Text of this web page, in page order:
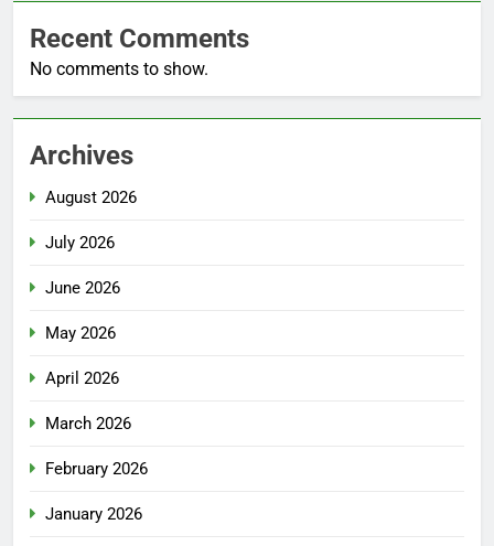
Recent Comments
No comments to show.
Archives
August 2026
July 2026
June 2026
May 2026
April 2026
March 2026
February 2026
January 2026